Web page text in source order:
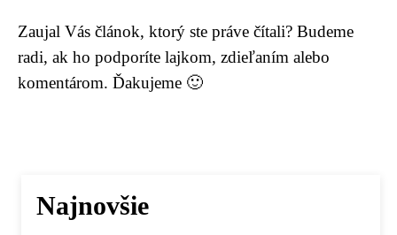
Zaujal Vás článok, ktorý ste práve čítali? Budeme
radi, ak ho podporíte lajkom, zdieľaním alebo
komentárom. Ďakujeme 🙂
Najnovšie